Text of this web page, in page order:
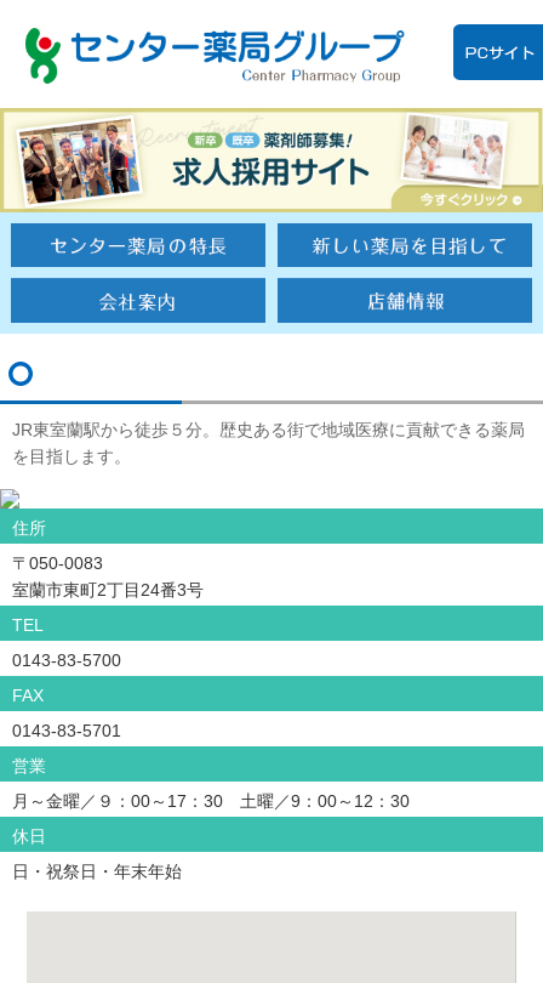
JR東室蘭駅から徒歩５分。歴史ある街で地域医療に貢献できる薬局
を目指します。
住所
〒050-0083
室蘭市東町2丁目24番3号
TEL
0143-83-5700
FAX
0143-83-5701
営業
月～金曜／９：00～17：30 土曜／9：00～12：30
休日
日・祝祭日・年末年始